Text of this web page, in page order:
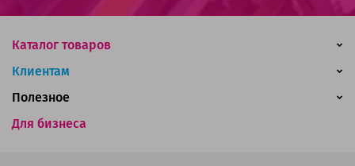
Каталог товаров
Клиентам
Для бизнеса
Полезное